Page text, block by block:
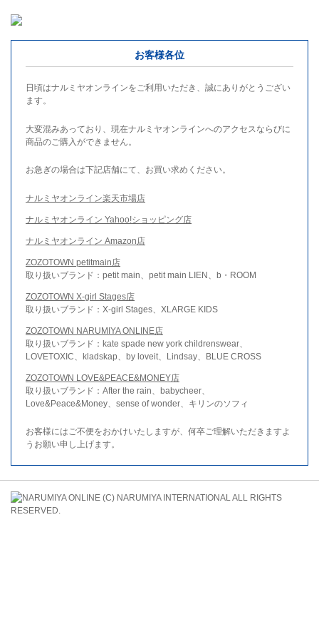
お客様各位
日頃はナルミヤオンラインをご利用いただき、誠にありがとうござい
ます。
大変混みあっており、現在ナルミヤオンラインへのアクセスならびに
商品のご購入ができません。
お急ぎの場合は下記店舗にて、お買い求めください。
ナルミヤオンライン楽天市場店
ナルミヤオンライン Yahoo!ショッピング店
ナルミヤオンライン Amazon店
ZOZOTOWN petitmain店
取り扱いブランド：petit main、petit main LIEN、b・ROOM
ZOZOTOWN X-girl Stages店
取り扱いブランド：X-girl Stages、XLARGE KIDS
ZOZOTOWN NARUMIYA ONLINE店
取り扱いブランド：kate spade new york childrenswear、
LOVETOXIC、kladskap、by loveit、Lindsay、BLUE CROSS
ZOZOTOWN LOVE&PEACE&MONEY店
取り扱いブランド：After the rain、babycheer、
Love&Peace&Money、sense of wonder、キリンのソフィ
お客様にはご不便をおかけいたしますが、何卒ご理解いただきますよ
うお願い申し上げます。